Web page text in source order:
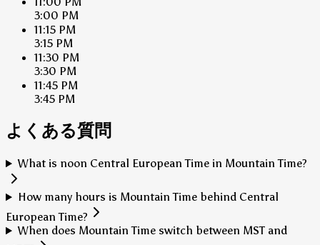
3:00 PM
11:15 PM
3:15 PM
11:30 PM
3:30 PM
11:45 PM
3:45 PM
よくある質問
What is noon Central European Time in Mountain Time?
How many hours is Mountain Time behind Central
European Time?
When does Mountain Time switch between MST and